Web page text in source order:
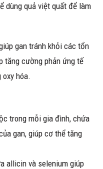
dùng quả việt quất để làm
gan tránh khỏi các tổn
tăng cường phản ứng tế
hóa.
trong mỗi gia đình, chứa
gan, giúp cơ thể tăng
allicin và selenium giúp